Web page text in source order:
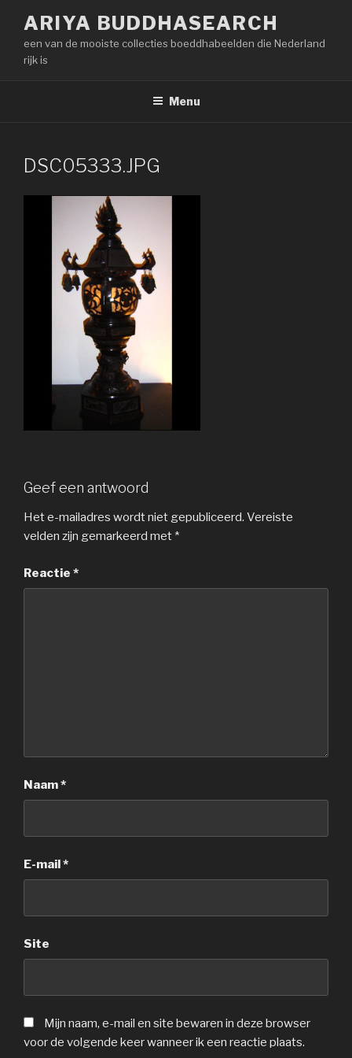
inhoud
springen
ARIYA BUDDHASEARCH
een van de mooiste collecties boeddhabeelden die Nederland
rijk is
Menu
DSC05333.JPG
Geef een antwoord
Het e-mailadres wordt niet gepubliceerd. Vereiste
velden zijn gemarkeerd met *
Reactie *
Naam*
E-mail*
Site
Mijn naam, e-mail en site bewaren in deze browser
voor de volgende keer wanneer ik een reactie plaats.